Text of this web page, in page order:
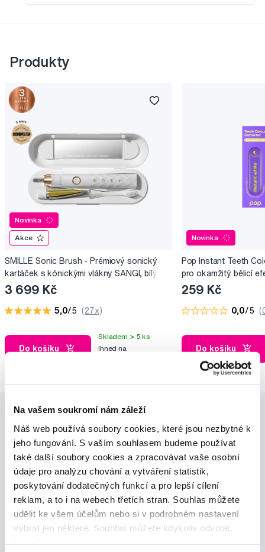
Na vašem soukromí nám záleží
Náš web používá soubory cookies, které jsou nezbytné k
jeho fungování. S vaším souhlasem budeme používat
také další soubory cookies a zpracovávat vaše osobní
údaje pro analýzu chování a vytváření statistik,
poskytování dodatečných funkcí a pro lepší cílení
reklam, a to i na webech třetích stran. Souhlas můžete
udělit ke všem účelům nebo si v podrobném nastavení
vybrat jen některé. Souhlas můžete kdykoliv odvolat.
Produkty
Novinka
Akce
SMILLE Sonic Brush - Prémiový sonický
kartáček s kónickými vlákny SANGI, bílý
3 699 Kč
5,0/5 (27x)
Do košíku
Skladem > 5 ks
Ihned na
Novinka
Pop Instant Teeth
pro okamžitý bělicí
259 Kč
0,0/5
Do košíku
Novinky a nabídky
Odebírat